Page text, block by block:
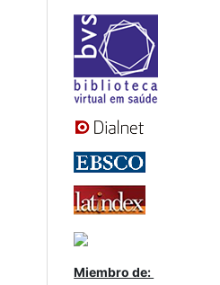
Miembro de: